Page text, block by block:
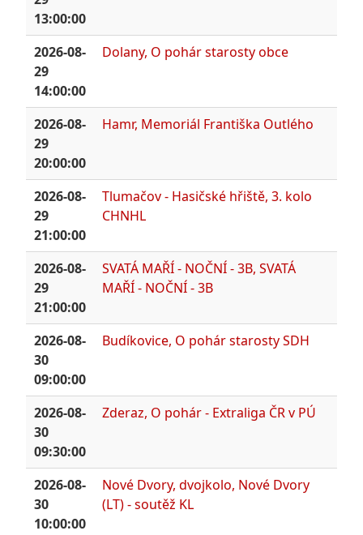
13:00:00
2026-08-
29
14:00:00
Dolany, O pohár starosty obce
2026-08-
29
20:00:00
Hamr, Memoriál Františka Outlého
2026-08-
29
21:00:00
Tlumačov - Hasičské hřiště, 3. kolo
CHNHL
2026-08-
29
21:00:00
SVATÁ MAŘÍ - NOČNÍ - 3B, SVATÁ
MAŘÍ - NOČNÍ - 3B
2026-08-
30
09:00:00
Budíkovice, O pohár starosty SDH
2026-08-
30
09:30:00
Zderaz, O pohár - Extraliga ČR v PÚ
2026-08-
30
10:00:00
Nové Dvory, dvojkolo, Nové Dvory
(LT) - soutěž KL